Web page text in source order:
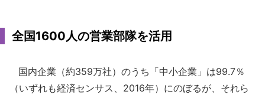
全国1600人の営業部隊を活用
国内企業（約359万社）のうち「中小企業」は99.7％
（いずれも経済センサス、2016年）にのぼるが、それら